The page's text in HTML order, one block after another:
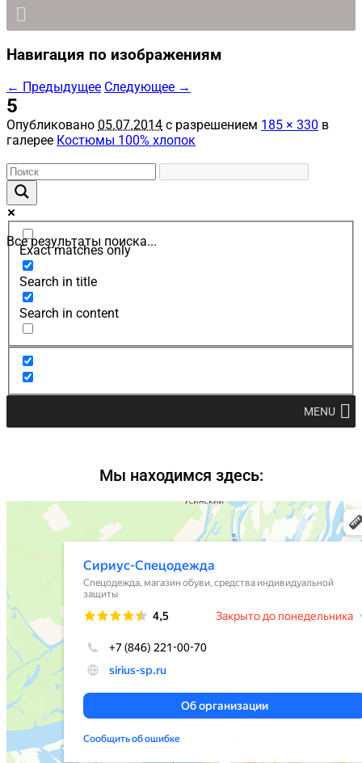
Навигация по изображениям
← Предыдущее Следующее →
5
Опубликовано 05.07.2014 с разрешением 185 × 330 в
галерее Костюмы 100% хлопок
Все результаты поиска...
Exact matches only
Search in title
Search in content
MENU
Мы находимся здесь: